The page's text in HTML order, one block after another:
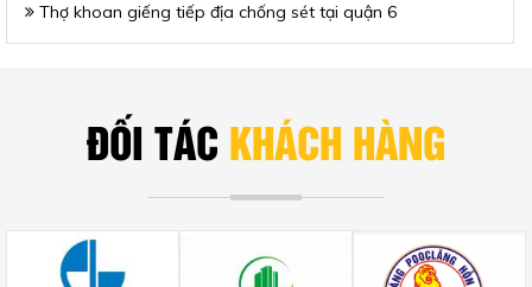
Thợ khoan giếng tiếp địa chống sét tại quận 6
ĐỐI TÁC KHÁCH HÀNG